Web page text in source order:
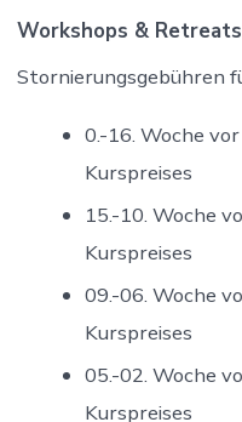
Workshops &
Stornierungsgebühren
0.-16. Woche
Kurspreises
15.-10. Woche
Kurspreises
09.-06. Woche
Kurspreises
05.-02. Woche
Kurspreises